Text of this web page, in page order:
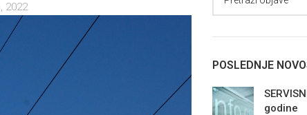
2022
POSLEDNJE
godine